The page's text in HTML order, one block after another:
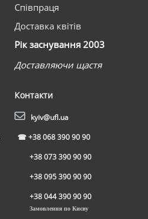
Співпраця
Доставка квітів
Рік заснування 2003
Доставляючи щастя
Контакти
kyiv@ufl.ua
☎+38 068 390 90 90
+38 073 390 90 90
+38 095 390 90 90
+38 044 390 90 90
Замовлення по Києву